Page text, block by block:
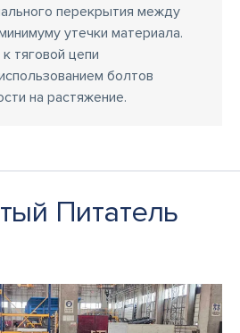
перекрытия между
утечки материала.
тяговой цепи
болтов
на растяжение.
Питатель